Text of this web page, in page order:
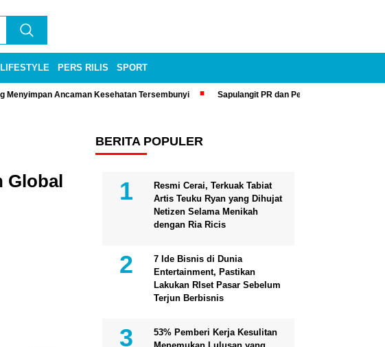
LIFESTYLE PERS RILIS SPORT
Menyimpan Ancaman Kesehatan Tersembunyi Sapulangit PR dan Persrilis.com Bisa
Global
BERITA POPULER
Resmi Cerai, Terkuak Tabiat
Artis Teuku Ryan yang Dihujat
Netizen Selama Menikah
dengan Ria Ricis
7 Ide Bisnis di Dunia
Entertainment, Pastikan
Lakukan RIset Pasar Sebelum
Terjun Berbisnis
53% Pemberi Kerja Kesulitan